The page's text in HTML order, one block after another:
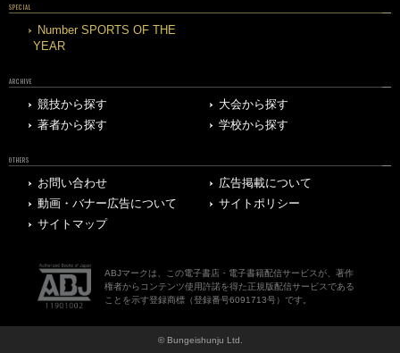
SPECIAL
Number SPORTS OF THE
YEAR
ARCHIVE
競技から探す
大会から探す
著者から探す
学校から探す
OTHERS
お問い合わせ
広告掲載について
動画・バナー広告について
サイトポリシー
サイトマップ
ABJマークは、この電子書店・電子書籍配信サービスが、著作
権者からコンテンツ使用許諾を得た正規版配信サービスである
ことを示す登録商標（登録番号6091713号）です。
© Bungeishunju Ltd.